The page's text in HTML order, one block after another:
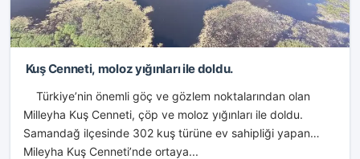
Kuş Cenneti, moloz yığınları ile doldu.
Türkiye’nin önemli göç ve gözlem noktalarından olan
Milleyha Kuş Cenneti, çöp ve moloz yığınları ile doldu.
Samandağ ilçesinde 302 kuş türüne ev sahipliği yapan
Mileyha Kuş Cenneti’nde ortaya...